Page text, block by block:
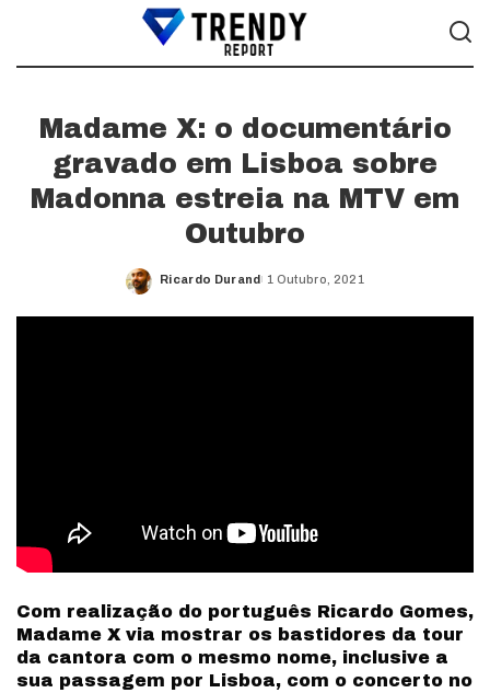
Madame X: o documentário
gravado em Lisboa sobre
Madonna estreia na MTV em
Outubro
Posted
Ricardo Durand 1 Outubro, 2021
Com realização do português Ricardo Gomes,
Madame X via mostrar os bastidores da tour
da cantora com o mesmo nome, inclusive a
sua passagem por Lisboa, com o concerto no